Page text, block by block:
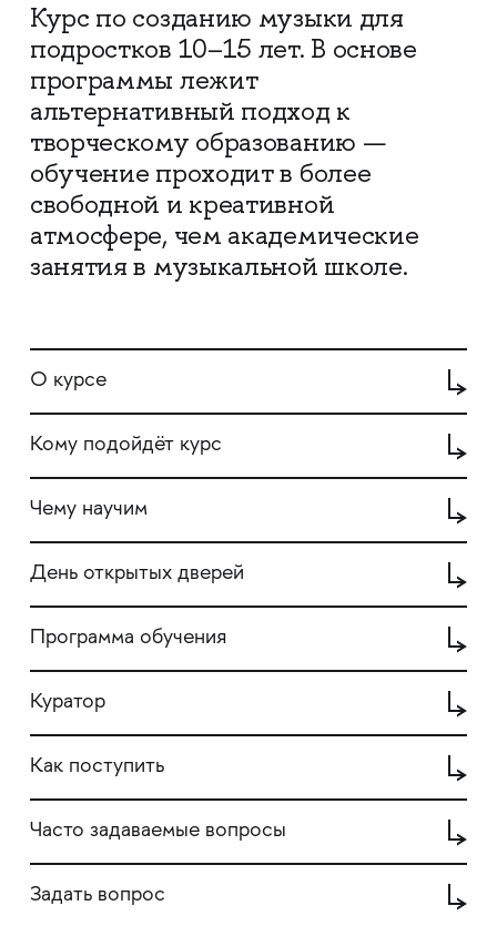
Курс по созданию музыки для
подростков 10–15 лет. В основе
программы лежит
альтернативный подход к
творческому образованию —
обучение проходит в более
свободной и креативной
атмосфере, чем академические
занятия в музыкальной школе.
О курсе
Кому подойдёт курс
Чему научим
День открытых дверей
Программа обучения
Куратор
Как поступить
Часто задаваемые вопросы
Задать вопрос